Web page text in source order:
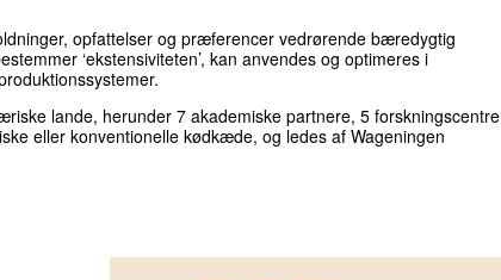
opfattelser og præferencer vedrørende bæredygtig
‘ekstensiviteten’, kan anvendes og optimeres i
lande, herunder 7 akademiske partnere, 5 forskningscentre
eller konventionelle kødkæde, og ledes af Wageningen